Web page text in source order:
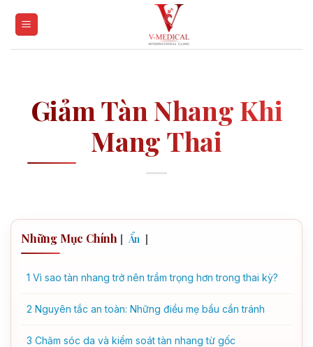
Giảm Tàn Nhang Khi
Mang Thai
Những Mục Chính [ Ẩn ]
1 Vì sao tàn nhang trở nên trầm trọng hơn trong thai kỳ?
2 Nguyên tắc an toàn: Những điều mẹ bầu cần tránh
3 Chăm sóc da và kiểm soát tàn nhang từ gốc